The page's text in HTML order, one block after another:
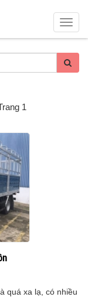
1
quá xa lạ, có nhiều